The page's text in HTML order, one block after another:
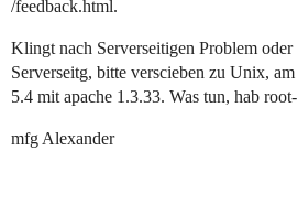
/feedback.html.
Klingt nach Serverseitigen Problem
Serverseitg, bitte verscieben zu Unix,
5.4 mit apache 1.3.33. Was tun, hab
mfg Alexander